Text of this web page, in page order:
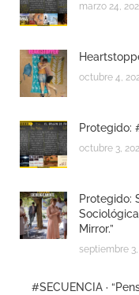
marzo 24,
octubre 4,
Protegido:
octubre 3,
Protegido:
Mirror.”
septiembre 3,
#SECUENCIA ·